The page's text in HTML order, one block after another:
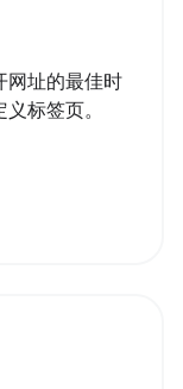
网址的最佳时
标签页。